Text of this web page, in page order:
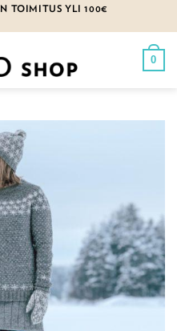
TOIMITUS YLI 100€
0